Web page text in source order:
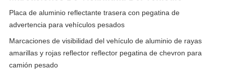
Placa de aluminio reflectante trasera con pegatina de
advertencia para vehículos pesados
Marcaciones de visibilidad del vehículo de aluminio de rayas
amarillas y rojas reflector reflector pegatina de chevron para
camión pesado